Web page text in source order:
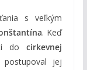
s veľkým
. Keď
docirkevnej
jej